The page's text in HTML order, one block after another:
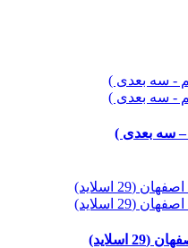
– سه بعدی )
اسلاید)